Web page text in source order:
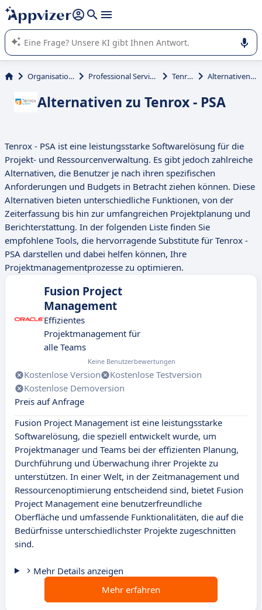
beantworten (mehrere Zeilen mit
Die KI von Appvizer führt Sie bei der Nutzung oder Auswahl
von SaaS-Software in Unternehmen.
Organisation und Planung Professional Services Automation (PSA) Tenrox - PSA Alternativen zu Tenrox - PSA
Alternativen zu Tenrox - PSA
Tenrox - PSA ist eine leistungsstarke Softwarelösung für die
Projekt- und Ressourcenverwaltung. Es gibt jedoch zahlreiche
Alternativen, die Benutzer je nach ihren spezifischen
Anforderungen und Budgets in Betracht ziehen können. Diese
Alternativen bieten unterschiedliche Funktionen, von der
Zeiterfassung bis hin zur umfangreichen Projektplanung und
Berichterstattung. In der folgenden Liste finden Sie
empfohlene Tools, die hervorragende Substitute für Tenrox -
PSA darstellen und dabei helfen können, Ihre
Projektmanagementprozesse zu optimieren.
Fusion Project
Management
Effizientes
Projektmanagement für
alle Teams
Keine Benutzerbewertungen
Kostenlose Version
Kostenlose Testversion
Kostenlose Demoversion
Preis auf Anfrage
Fusion Project Management ist eine leistungsstarke
Softwarelösung, die speziell entwickelt wurde, um
Projektmanager und Teams bei der effizienten Planung,
Durchführung und Überwachung ihrer Projekte zu
unterstützen. In einer Welt, in der Zeitmanagement und
Ressourcenoptimierung entscheidend sind, bietet Fusion
Project Management eine benutzerfreundliche
Oberfläche und umfassende Funktionalitäten, die auf die
Bedürfnisse unterschiedlichster Projekte zugeschnitten
sind.
Mehr Details anzeigen
Mehr erfahren